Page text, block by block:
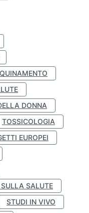
DONNA
TOSSICOLOGIA
EUROPEI
SALUTE
STUDI IN VIVO